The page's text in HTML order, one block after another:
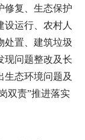
修复、生态保护
运行、农村人
处置、建筑垃圾
现问题整改及长
生态环境问题及
双责”推进落实